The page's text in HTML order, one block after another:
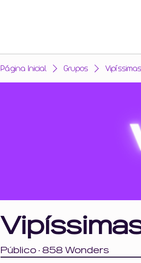
Página Inicial Grupos Vipíssimas
Público · 858 Wonders